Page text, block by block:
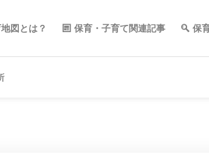
図とは？ 保育・子育て関連記事 保